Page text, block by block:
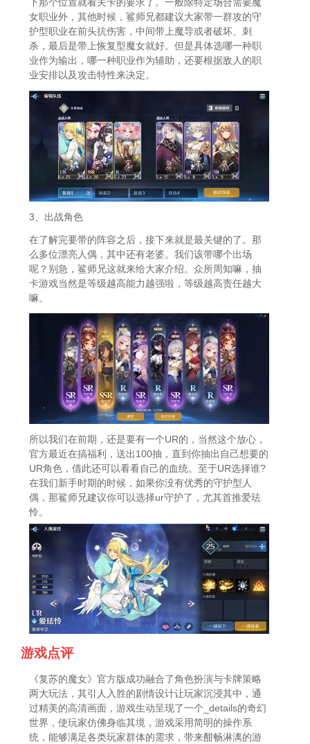
下那个位置就看关卡的要求了。一般除特定场合需要魔
女职业外，其他时候，鲨师兄都建议大家带一群攻的守
护型职业在前头抗伤害，中间带上魔导或者破坏、刺
杀，最后是带上恢复型魔女就好。但是具体选哪一种职
业作为输出，哪一种职业作为辅助，还要根据敌人的职
业安排以及攻击特性来决定。
3、出战角色
在了解完要带的阵容之后，接下来就是最关键的了。那
么多位漂亮人偶，其中还有老婆。我们该带哪个出场
呢？别急，鲨师兄这就来给大家介绍。众所周知嘛，抽
卡游戏当然是等级越高能力越强啦，等级越高责任越大
嘛。
所以我们在前期，还是要有一个UR的，当然这个放心，
官方最近在搞福利，送出100抽，直到你抽出自己想要的
UR角色，借此还可以看看自己的血统。至于UR选择谁?
在我们新手时期的时候，如果你没有优秀的守护型人
偶，那鲨师兄建议你可以选择ur守护了，尤其首推爱珐
怜。
游戏点评
《复苏的魔女》官方版成功融合了角色扮演与卡牌策略
两大玩法，其引人入胜的剧情设计让玩家沉浸其中，通
过精美的高清画面，游戏生动呈现了一个_details的奇幻
世界，使玩家仿佛身临其境，游戏采用简明的操作系
统，能够满足各类玩家群体的需求，带来酣畅淋漓的游